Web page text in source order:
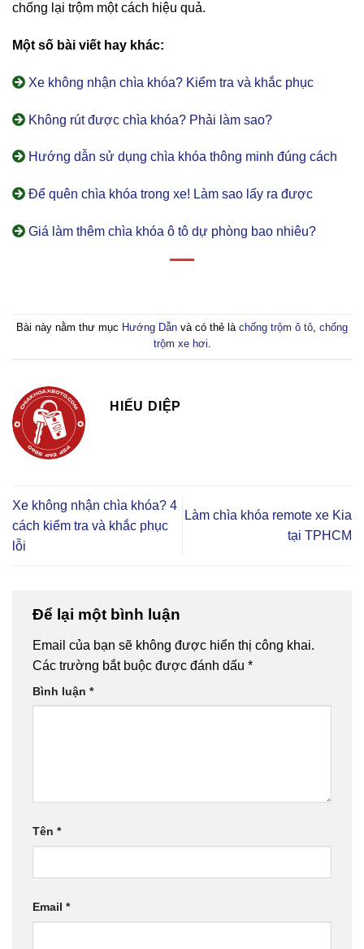
chống lại trộm một cách hiệu quả.
Một số bài viết hay khác:
Xe không nhận chìa khóa? Kiểm tra và khắc phục
Không rút được chìa khóa? Phải làm sao?
Hướng dẫn sử dụng chìa khóa thông minh đúng cách
Để quên chìa khóa trong xe! Làm sao lấy ra được
Giá làm thêm chìa khóa ô tô dự phòng bao nhiêu?
Bài này nằm thư mục Hướng Dẫn và có thẻ là chống trộm ô tô, chống
trộm xe hơi.
HIẾU DIỆP
Xe không nhận chìa khóa? 4
cách kiểm tra và khắc phục
lỗi
Làm chìa khóa remote xe Kia
tại TPHCM
Để lại một bình luận
Email của bạn sẽ không được hiển thị công khai.
Các trường bắt buộc được đánh dấu *
Bình luận *
Tên *
Email *